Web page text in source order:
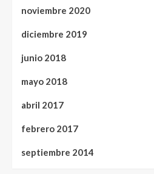
noviembre 2020
diciembre 2019
junio 2018
mayo 2018
abril 2017
febrero 2017
septiembre 2014